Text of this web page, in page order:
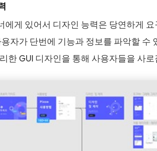
에게 있어서 디자인 능력은 당연하게
자가 단번에 기능과 정보를 파악할
한 GUI 디자인을 통해 사용자들을 사